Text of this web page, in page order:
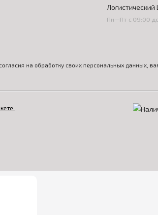
Логистический
Пн—Пт с 09:00
на обработку своих персональных данных,